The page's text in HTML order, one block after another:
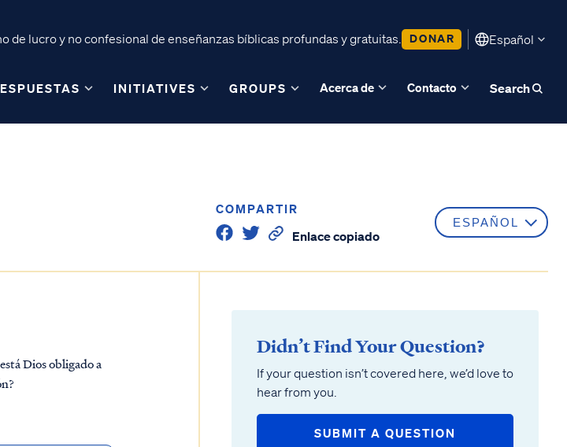
de lucro y no confesional de enseñanzas bíblicas profundas y gratuitas. DONAR Español
INITIATIVES GROUPS Acerca de Contacto Search
COMPARTIR
Enlace copiado
Dios obligado a
Didn’t Find Your Question?
If your question isn’t covered here, we’d love to
hear from you.
SUBMIT A QUESTION